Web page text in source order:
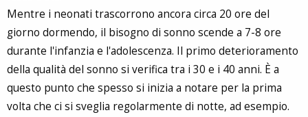
Mentre i neonati trascorrono ancora circa 20 ore del
giorno dormendo, il bisogno di sonno scende a 7-8 ore
durante l'infanzia e l'adolescenza. Il primo deterioramento
della qualità del sonno si verifica tra i 30 e i 40 anni. È a
questo punto che spesso si inizia a notare per la prima
volta che ci si sveglia regolarmente di notte, ad esempio.